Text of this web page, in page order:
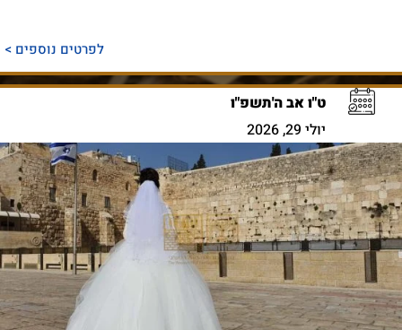
לפרטים נוספים >
ט"ו אב ה'תשפ"ו
יולי 29, 2026